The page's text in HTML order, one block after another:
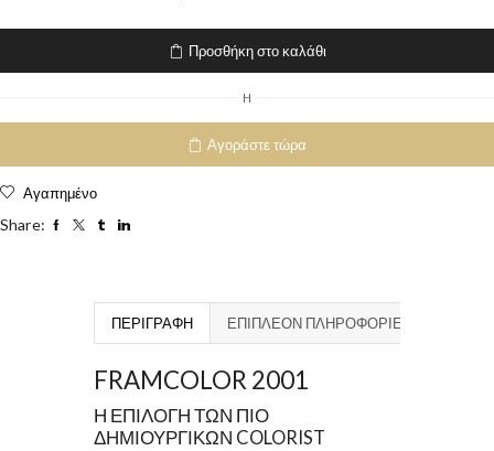
Προσθήκη στο καλάθι
H
Αγοράστε τώρα
Αγαπημένο
Share:
ΠΕΡΙΓΡΑΦΉ ΕΠΙΠΛΈΟΝ ΠΛΗΡΟΦΟΡΊΕΣ
FRAMCOLOR 2001
Η ΕΠΙΛΟΓΗ ΤΩΝ ΠΙΟ
ΔΗΜΙΟΥΡΓΙΚΩΝ COLORIST